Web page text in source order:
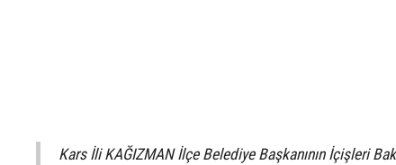
Kars İli KAĞIZMAN İlçe Belediye Başkanının İçişleri